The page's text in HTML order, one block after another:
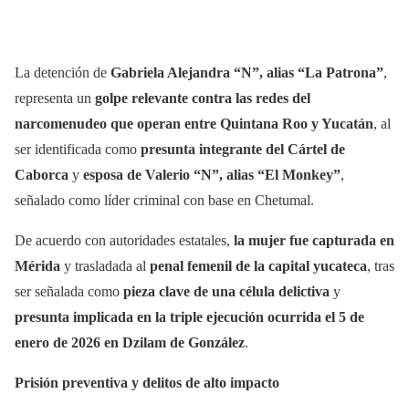
La detención de Gabriela Alejandra “N”, alias “La Patrona”,
representa un golpe relevante contra las redes del
narcomenudeo que operan entre Quintana Roo y Yucatán, al
ser identificada como presunta integrante del Cártel de
Caborca y esposa de Valerio “N”, alias “El Monkey”,
señalado como líder criminal con base en Chetumal.
De acuerdo con autoridades estatales, la mujer fue capturada en
Mérida y trasladada al penal femenil de la capital yucateca, tras
ser señalada como pieza clave de una célula delictiva y
presunta implicada en la triple ejecución ocurrida el 5 de
enero de 2026 en Dzilam de González.
Prisión preventiva y delitos de alto impacto